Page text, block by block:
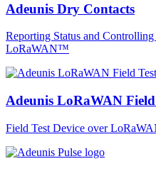
Adeunis Dry Contacts
Reporting Status and
LoRaWAN™
Adeunis LoRaWAN Field
Field Test Device over